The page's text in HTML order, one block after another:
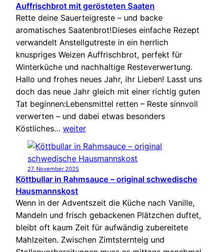
Auffrischbrot mit gerösteten Saaten
Rette deine Sauerteigreste – und backe
aromatisches Saatenbrot!Dieses einfache Rezept
verwandelt Anstellgutreste in ein herrlich
knuspriges Weizen Auffrischbrot, perfekt für
Winterküche und nachhaltige Resteverwertung.
Hallo und frohes neues Jahr, ihr Lieben! Lasst uns
doch das neue Jahr gleich mit einer richtig guten
Tat beginnen:Lebensmittel retten – Reste sinnvoll
verwerten – und dabei etwas besonders
Köstliches… weiter
27. November 2025
Köttbullar in Rahmsauce – original schwedische
Hausmannskost
Wenn in der Adventszeit die Küche nach Vanille,
Mandeln und frisch gebackenen Plätzchen duftet,
bleibt oft kaum Zeit für aufwändig zubereitete
Mahlzeiten. Zwischen Zimtsternteig und